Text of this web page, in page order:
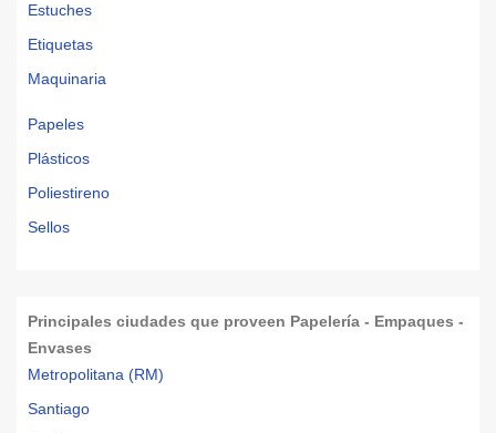
Estuches
Etiquetas
Maquinaria
Papeles
Plásticos
Poliestireno
Sellos
Principales ciudades que proveen Papelería - Empaques -
Envases
Metropolitana (RM)
Santiago